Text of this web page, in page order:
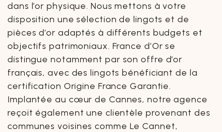
dans l’or physique. Nous mettons à votre
disposition une sélection de lingots et de
pièces d’or adaptés à différents budgets et
objectifs patrimoniaux. France d’Or se
distingue notamment par son offre d’or
français, avec des lingots bénéficiant de la
certification Origine France Garantie.
Implantée au cœur de Cannes, notre agence
reçoit également une clientèle provenant des
communes voisines comme Le Cannet,